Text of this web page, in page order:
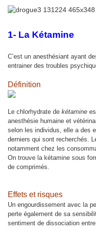
1- La Kétamine
C’est un anesthésiant ayant
entrainer des troubles
Définition
Le chlorhydrate de kétamine
anesthésie humaine et
selon les individus, elle a des
derniers qui sont recherchés.
notamment chez les
On trouve la kétamine sous
de comprimés.
Effets et risques
Un engourdissement avec la
perte également de sa
sentiment de dissociation